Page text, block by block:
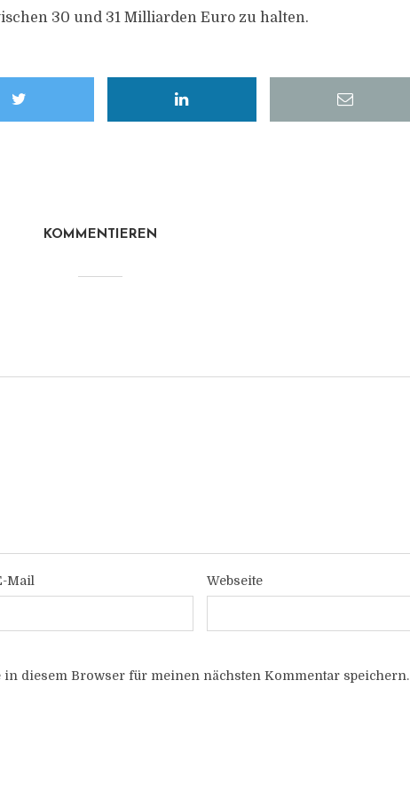
30 und 31 Milliarden Euro zu halten.
KOMMENTIEREN
Mail Webseite
in diesem Browser für meinen nächsten Kommentar speichern.